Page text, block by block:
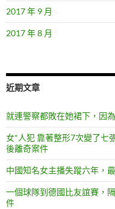
2017 年 9 月
2017 年 8 月
近期文章
就連警察都敗在她裙下，因
女*人犯 靠著整形7次變了七
後離奇案件
中國知名女主播失蹤六年，
一個球隊到德國比友誼賽，
件